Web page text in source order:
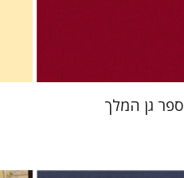
ספר גן המלך